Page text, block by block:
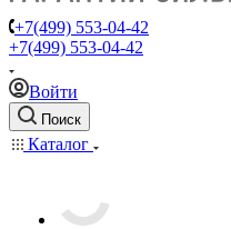
+7(499) 553-04-42
+7(499) 553-04-42
Войти
Поиск
Каталог